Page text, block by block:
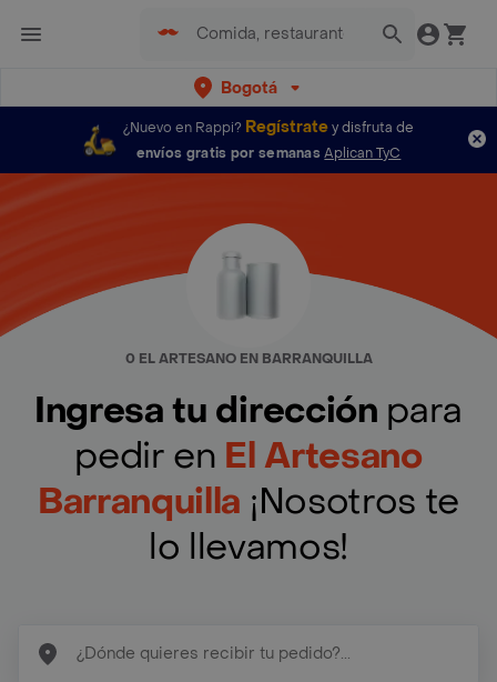
Bogotá
¿Nuevo en Rappi? Regístratey disfruta de
envíos gratis por semanas Aplican TyC
0 EL ARTESANO EN BARRANQUILLA
Ingresa tu dirección para
pedir en El Artesano
Barranquilla ¡Nosotros te
lo llevamos!